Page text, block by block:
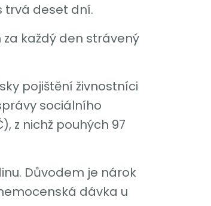
trvá deset dní.
každý den strávený
pojištění živnostníci
sociálního
z nichž pouhých 97
Důvodem je nárok
dávka u